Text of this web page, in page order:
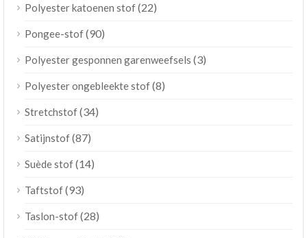
Polyester katoenen stof(22)
Pongee-stof(90)
Polyester gesponnen garenweefsels (3)
Polyester ongebleekte stof(8)
Stretchstof(34)
Satijnstof(87)
Suède stof(14)
Taftstof(93)
Taslon-stof(28)